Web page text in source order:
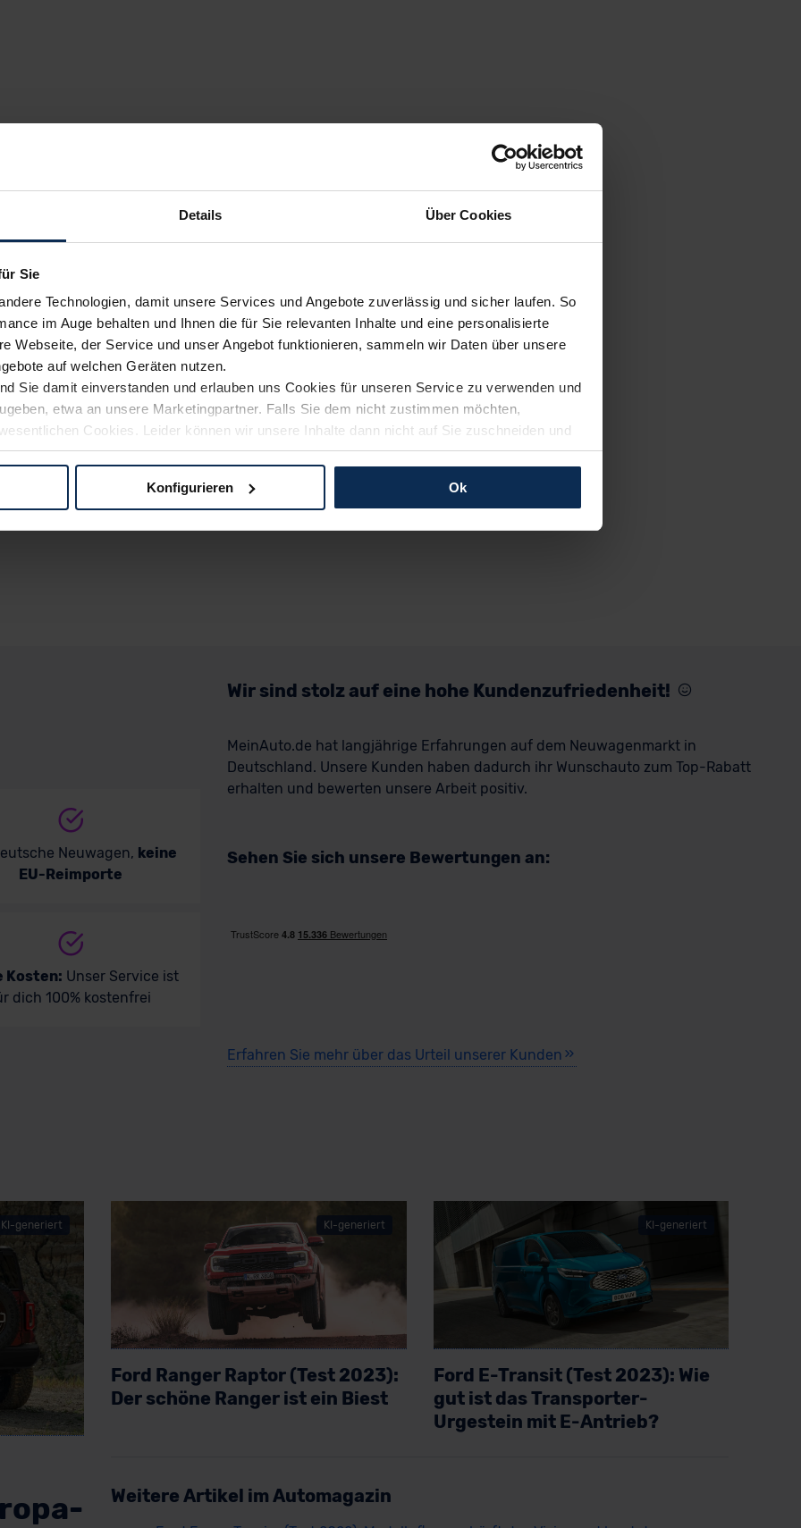
Details Über Cookies
Sie
Technologien, damit unsere Services und Angebote zuverlässig und sicher laufen. So
im Auge behalten und Ihnen die für Sie relevanten Inhalte und eine personalisierte
Webseite, der Service und unser Angebot funktionieren, sammeln wir Daten über unsere
auf welchen Geräten nutzen.
Sie damit einverstanden und erlauben uns Cookies für unseren Service zu verwenden und
etwa an unsere Marketingpartner. Falls Sie dem nicht zustimmen möchten,
Cookies. Leider können wir unsere Inhalte dann nicht auf Sie zuschneiden und
Weg zu Ihrem Neuwagen unterstützen. Sie können die Einstellungen jederzeit anpassen
Konfigurieren Ok
Neuwagen, keine
EU-Reimporte
Kosten: Unser Service ist
dich 100% kostenfrei
Wir sind stolz auf eine hohe Kundenzufriedenheit!
MeinAuto.de hat langjährige Erfahrungen auf dem Neuwagenmarkt in
Deutschland. Unsere Kunden haben dadurch ihr Wunschauto zum Top-Rabatt
erhalten und bewerten unsere Arbeit positiv.
Sehen Sie sich unsere Bewertungen an:
Erfahren Sie mehr über das Urteil unserer Kunden
KI-generiert KI-generiert
Ford Ranger Raptor (Test 2023):
Der schöne Ranger ist ein Biest
KI-generiert
Ford E-Transit (Test 2023): Wie
gut ist das Transporter-
Urgestein mit E-Antrieb?
Weitere Artikel im Automagazin